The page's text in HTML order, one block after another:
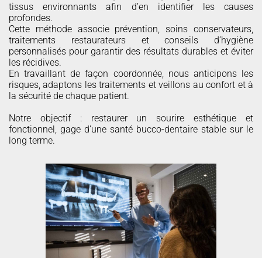
tissus environnants afin d’en identifier les causes
profondes.
Cette méthode associe prévention, soins conservateurs,
traitements restaurateurs et conseils d’hygiène
personnalisés pour garantir des résultats durables et éviter
les récidives.
En travaillant de façon coordonnée, nous anticipons les
risques, adaptons les traitements et veillons au confort et à
la sécurité de chaque patient.
Notre objectif : restaurer un sourire esthétique et
fonctionnel, gage d’une santé bucco-dentaire stable sur le
long terme.